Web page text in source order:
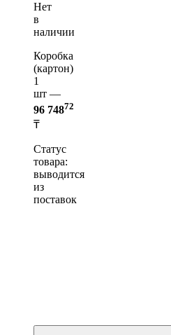
Нет
в
наличии
Коробка
(картон)
1
шт —
96 74872
₸
Статус
товара:
выводится
из
поставок